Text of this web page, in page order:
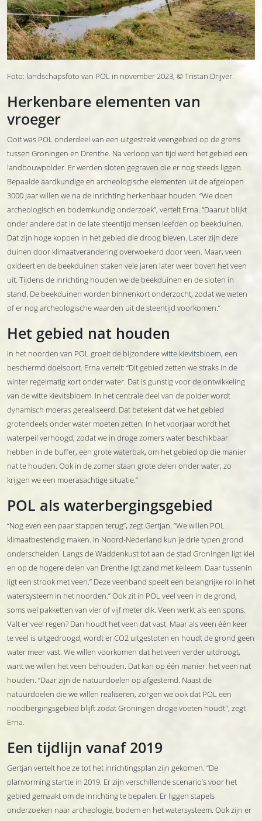
Foto: landschapsfoto van POL in november 2023, © Tristan Drijver.
Herkenbare elementen van
vroeger
Ooit was POL onderdeel van een uitgestrekt veengebied op de grens
tussen Groningen en Drenthe. Na verloop van tijd werd het gebied een
landbouwpolder. Er werden sloten gegraven die er nog steeds liggen.
Bepaalde aardkundige en archeologische elementen uit de afgelopen
3000 jaar willen we na de inrichting herkenbaar houden. “We doen
archeologisch en bodemkundig onderzoek”, vertelt Erna. “Daaruit blijkt
onder andere dat in de late steentijd mensen leefden op beekduinen.
Dat zijn hoge koppen in het gebied die droog bleven. Later zijn deze
duinen door klimaatverandering overwoekerd door veen. Maar, veen
oxideert en de beekduinen staken vele jaren later weer boven het veen
uit. Tijdens de inrichting houden we de beekduinen en de sloten in
stand. De beekduinen worden binnenkort onderzocht, zodat we weten
of er nog archeologische waarden uit de steentijd voorkomen.”
Het gebied nat houden
In het noorden van POL groeit de bijzonderewitte kievitsbloem, een
beschermd doelsoort. Erna vertelt: “Dit gebied zetten we straks in de
winter regelmatig kort onder water. Dat is gunstig voor de ontwikkeling
van de witte kievitsbloem. In het centrale deel van de polder wordt
dynamisch moeras gerealiseerd. Dat betekent dat we het gebied
grotendeels onder water moeten zetten. In het voorjaar wordt het
waterpeil verhoogd, zodat we in droge zomers water beschikbaar
hebben in de buffer, een grote waterbak, om het gebied op die manier
nat te houden. Ook in de zomer staan grote delen onder water, zo
krijgen we een moerasachtige situatie.”
POL als waterbergingsgebied
“Nog even een paar stappen terug”, zegt Gertjan. “We willen POL
klimaatbestendig maken. In Noord-Nederland kun je drie typen grond
onderscheiden. Langs de Waddenkust tot aan de stad Groningen ligt klei
en op de hogere delen van Drenthe ligt zand met keileem. Daar tussenin
ligt een strook met veen.” Deze veenband speelt een belangrijke rol in het
watersysteem in het noorden.” Ook zit in POL veel veen in de grond,
soms wel pakketten van vier of vijf meter dik. Veen werkt als een spons.
Valt er veel regen? Dan houdt het veen dat vast. Maar als veen één keer
te veel is uitgedroogd, wordt er CO2 uitgestoten en houdt de grond geen
water meer vast. We willen voorkomen dat het veen verder uitdroogt,
want we willen het veen behouden. Dat kan op één manier: het veen nat
houden. “Daar zijn de natuurdoelen op afgestemd. Naast de
natuurdoelen die we willen realiseren, zorgen we ook dat POL een
noodbergingsgebied blijft zodat Groningen droge voeten houdt", zegt
Erna.
Een tijdlijn vanaf 2019
Gertjan vertelt hoe ze tot het inrichtingsplan zijn gekomen. “De
planvorming startte in 2019. Er zijn verschillende scenario’s voor het
gebied gemaakt om de inrichting te bepalen. Er liggen stapels
onderzoeken naar archeologie, bodem en het watersysteem. Ook zijn er